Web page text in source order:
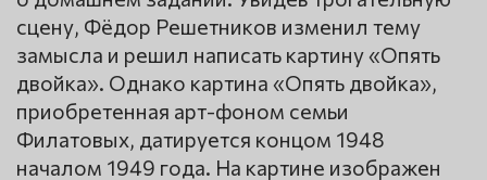
сцену, Фёдор Решетников изменил тему
замысла и решил написать картину «Опять
двойка». Однако картина «Опять двойка»,
приобретенная арт-фоном семьи
Филатовых, датируется концом 1948
началом 1949 года. На картине изображен